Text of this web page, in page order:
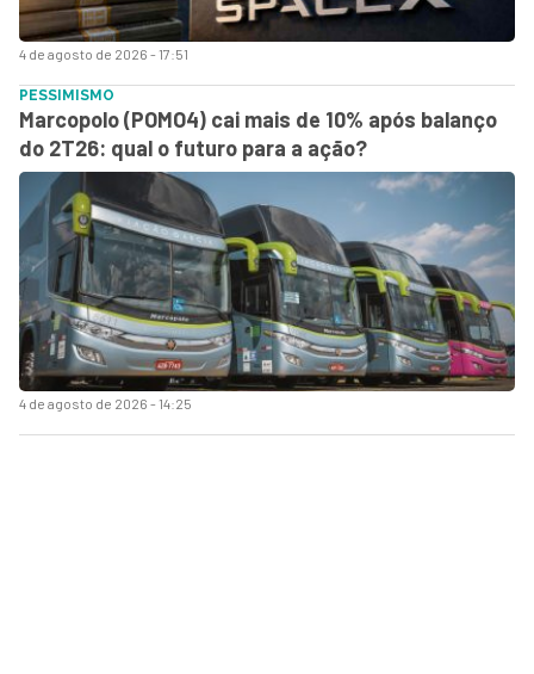
4 de agosto de 2026 - 17:51
4 de agosto de 2026 - 14:25
PESSIMISMO
Marcopolo (POMO4) cai mais de 10% após balanço
do 2T26: qual o futuro para a ação?